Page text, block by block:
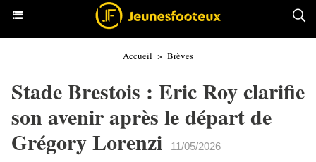
Accueil > Brèves
Stade Brestois : Eric Roy clarifie
son avenir après le départ de
Grégory Lorenzi
11/05/2026